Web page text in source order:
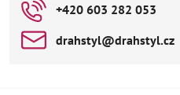
+420 603 282 053
drahstyl​@drahstyl​.cz